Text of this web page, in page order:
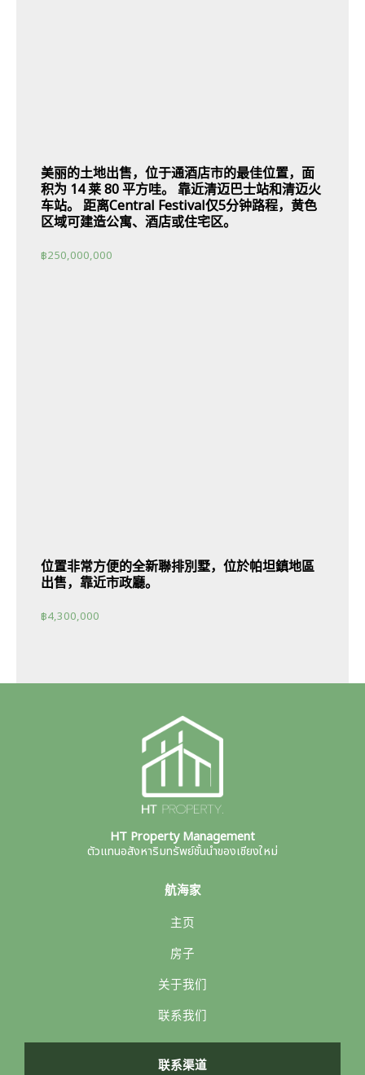
美丽的土地出售，位于通酒店市的最佳位置，面
积为 14 莱 80 平方哇。 靠近清迈巴士站和清迈火
车站。 距离Central Festival仅5分钟路程，黄色
区域可建造公寓、酒店或住宅区。
฿250,000,000
位置非常方便的全新聯排別墅，位於帕坦鎮地區
出售，靠近市政廳。
฿4,300,000
HT Property Management
ตัวแทนอสังหาริมทรัพย์ชั้นนำของเชียงใหม่
航海家
主页
房子
关于我们
联系我们
联系渠道